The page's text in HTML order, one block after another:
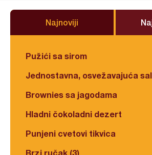
Najnoviji
Pužići sa sirom
Jednostavna, osvežavajuća
Brownies sa jagodama
Hladni čokoladni dezert
Punjeni cvetovi tikvica
Brzi ručak (3)